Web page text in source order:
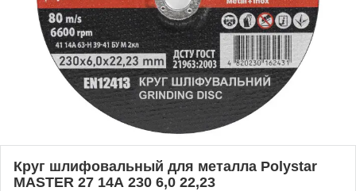
Круг шлифовальный для металла Polystar
MASTER 27 14А 230 6,0 22,23